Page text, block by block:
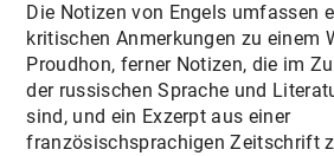
Die Notizen von Engels umfassen
kritischen Anmerkungen zu einem
Proudhon, ferner Notizen, die im
der russischen Sprache und
sind, und ein Exzerpt aus einer
französischsprachigen Zeitschrift